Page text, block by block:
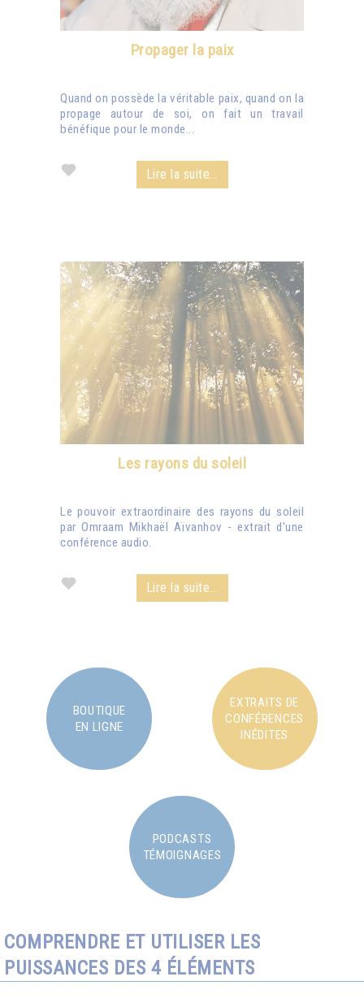
Propager la paix
Quand on possède la véritable paix, quand on la
propage autour de soi, on fait un travail
bénéfique pour le monde...
Lire la suite...
Les rayons du soleil
Le pouvoir extraordinaire des rayons du soleil
par Omraam Mikhaël Aïvanhov - extrait d'une
conférence audio.
Lire la suite...
BOUTIQUE
EN LIGNE
EXTRAITS DE
CONFÉRENCES
INÉDITES
PODCASTS
TÉMOIGNAGES
COMPRENDRE ET UTILISER LES
PUISSANCES DES 4 ÉLÉMENTS